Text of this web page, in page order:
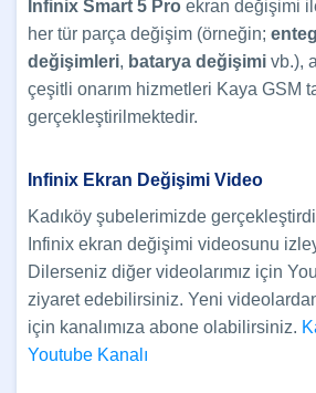
Infinix Smart 5 Pro ekran değişimi
her tür parça değişim (örneğin;
değişimleri, batarya değişimi vb.),
çeşitli onarım hizmetleri Kaya GSM
gerçekleştirilmektedir.
Infinix Ekran Değişimi Video
Kadıköy şubelerimizde
Infinix ekran değişimi videosunu
Dilerseniz diğer videolarımız için
ziyaret edebilirsiniz. Yeni
için kanalımıza abone olabilirsiniz.
Youtube Kanalı